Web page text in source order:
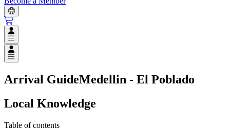
Open user menu
Open user menu
Arrival GuideMedellin - El Poblado
Local Knowledge
Table of contents